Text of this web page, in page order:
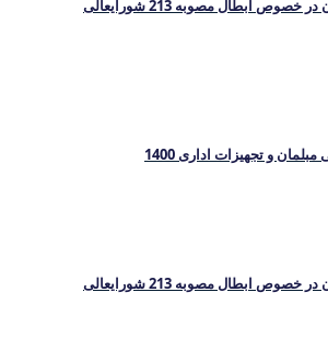
اطلاعیه اتاق بازرگانی ایران در خصوص ابطال مصوبه 213 شورایعالی
و تجهیزات اداری 1400
اطلاعیه اتاق بازرگانی ایران در خصوص ابطال مصوبه 213 شورایعالی